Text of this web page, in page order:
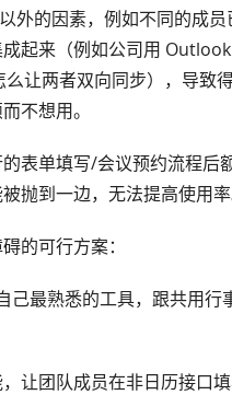
外的因素，例如不同的成员
起来（例如公司用
让两者双向同步），导致
不想用。
表单填写/会议预约流程后
抛到一边，无法提高使用率
的可行方案：
己最熟悉的工具，跟共用行
让团队成员在非日历接口填